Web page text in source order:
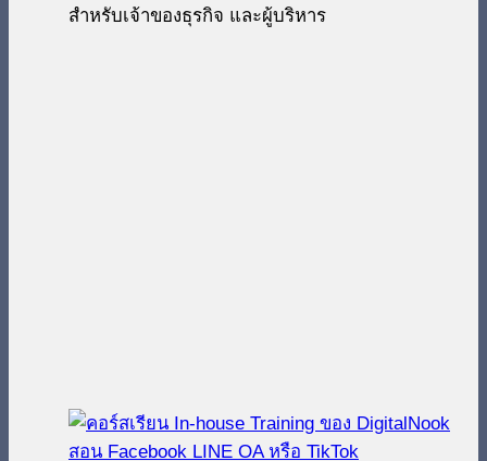
สำหรับเจ้าของธุรกิจ และผู้บริหาร